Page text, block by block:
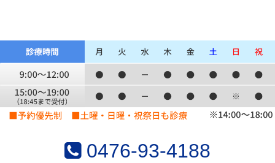
0476-93-4188